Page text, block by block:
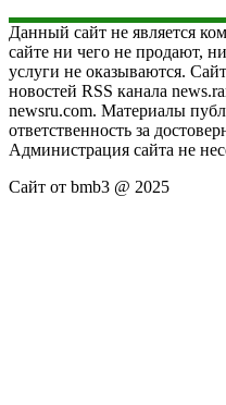
Данный сайт не является
сайте ни чего не продают,
услуги не оказываются.
новостей RSS канала
newsru.com. Материалы
ответственность за
Администрация сайта не
Сайт от bmb3 @ 2025